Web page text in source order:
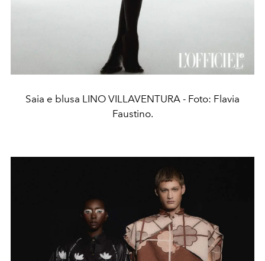
Saia e blusa LINO VILLAVENTURA - Foto: Flavia
Faustino.